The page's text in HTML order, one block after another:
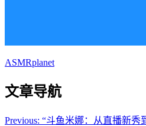
ASMRplanet
文章导航
Previous: “斗鱼米娜：从直播新秀